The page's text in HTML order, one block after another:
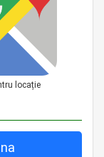
locație